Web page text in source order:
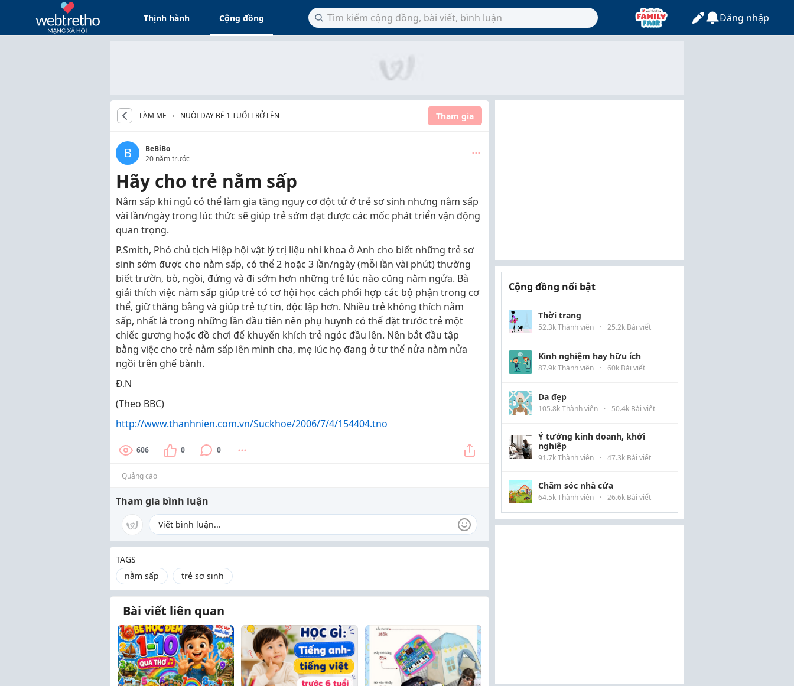
Thịnh hành Cộng đồng Đăng nhập
LÀM MẸ NUÔI DẠY BÉ 1 TUỔI TRỞ LÊN Tham gia
B
BeBiBo
20 năm trước
Hãy cho trẻ nằm sấp
Nằm sấp khi ngủ có thể làm gia tăng nguy cơ đột tử ở trẻ sơ sinh nhưng nằm sấp
vài lần/ngày trong lúc thức sẽ giúp trẻ sớm đạt được các mốc phát triển vận động
quan trọng.
P.Smith, Phó chủ tịch Hiệp hội vật lý trị liệu nhi khoa ở Anh cho biết những trẻ sơ
sinh sớm được cho nằm sấp, có thể 2 hoặc 3 lần/ngày (mỗi lần vài phút) thường
biết trườn, bò, ngồi, đứng và đi sớm hơn những trẻ lúc nào cũng nằm ngửa. Bà
giải thích việc nằm sấp giúp trẻ có cơ hội học cách phối hợp các bộ phận trong cơ
thể, giữ thăng bằng và giúp trẻ tự tin, độc lập hơn. Nhiều trẻ không thích nằm
sấp, nhất là trong những lần đầu tiên nên phụ huynh có thể đặt trước trẻ một
chiếc gương hoặc đồ chơi để khuyến khích trẻ ngóc đầu lên. Nên bắt đầu tập
bằng việc cho trẻ nằm sấp lên mình cha, mẹ lúc họ đang ở tư thế nửa nằm nửa
ngồi trên ghế bành.
Đ.N
(Theo BBC)
http://www.thanhnien.com.vn/Suckhoe/2006/7/4/154404.tno
606 0 0
Quảng cáo
Tham gia bình luận
TAGS
nằm sấp
trẻ sơ sinh
Bài viết liên quan
Cộng đồng nổi bật
Thời trang
52.3k Thành viên · 25.2k Bài viết
Kinh nghiệm hay hữu ích
87.9k Thành viên · 60k Bài viết
Da đẹp
105.8k Thành viên · 50.4k Bài viết
Ý tưởng kinh doanh, khởi
nghiệp
91.7k Thành viên · 47.3k Bài viết
Chăm sóc nhà cửa
64.5k Thành viên · 26.6k Bài viết